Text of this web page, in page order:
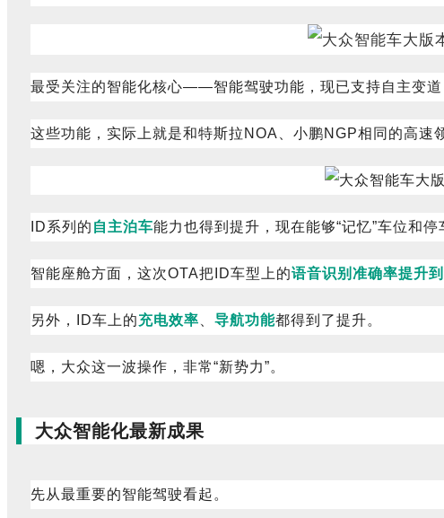
最受关注的智能化核心——智能驾驶功能，现已支持自主变道
这些功能，实际上就是和特斯拉NOA、小鹏NGP相同的高速
ID系列的 自主泊车能力也得到提升，现在能够“记忆”车位和停
智能座舱方面，这次OTA把ID车型上的语音识别准确率提升
另外，ID车上的充电效率 导航功能都得到了提升。
嗯，大众这一波操作，非常“新势力”。
大众智能化最新成果
先从最重要的智能驾驶看起。